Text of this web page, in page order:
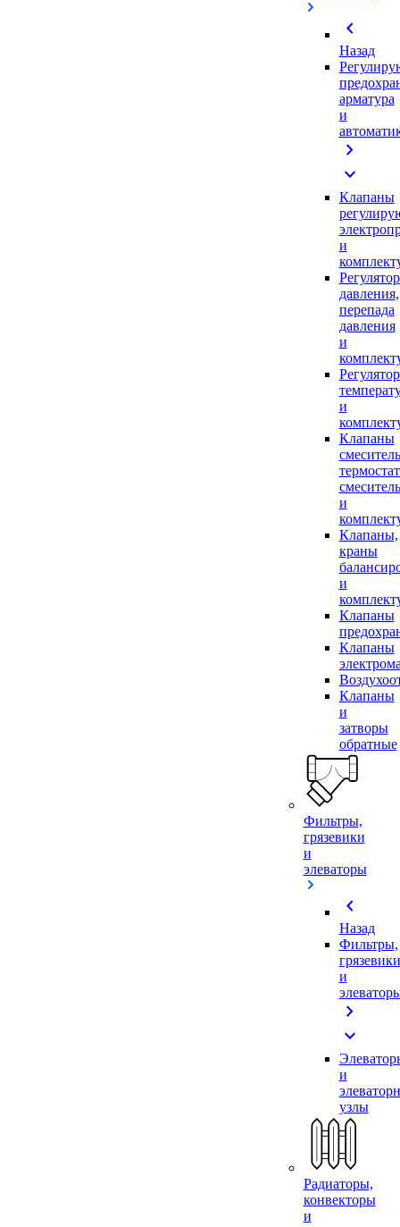
chevron_left
Назад
арматура
и
chevron_right
expand_more
Клапаны
и
давления,
перепада
давления
и
и
Клапаны
и
Клапаны,
краны
и
Клапаны
Клапаны
Клапаны
и
затворы
обратные
Фильтры,
грязевики
и
элеваторы
chevron_left
Назад
Фильтры,
грязевики
и
chevron_right
expand_more
и
узлы
Радиаторы,
конвекторы
и